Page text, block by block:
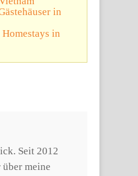
in
in
Seit 2012
meine